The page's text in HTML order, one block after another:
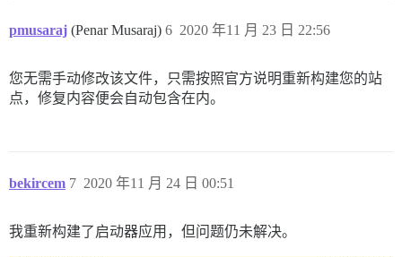
pmusaraj (Penar Musaraj) 2020 年11 月 23 日 22:56
6
您无需手动修改该文件，只需按照官方说明重新构建您的站
点，修复内容便会自动包含在内。
bekircem 2020 年11 月 24 日 00:51
7
我重新构建了启动器应用，但问题仍未解决。